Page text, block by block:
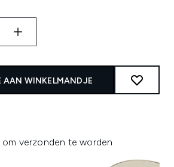
AAN WINKELMANDJE
om verzonden te worden